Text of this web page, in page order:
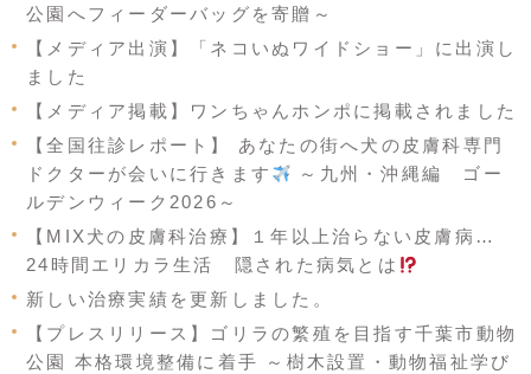
公園へフィーダーバッグを寄贈～
【メディア出演】「ネコいぬワイドショー」に出演し
ました
【メディア掲載】ワンちゃんホンポに掲載されました
【全国往診レポート】 あなたの街へ犬の皮膚科専門
ドクターが会いに行きます
～九州・沖縄編 ゴー
ルデンウィーク2026～
【MIX犬の皮膚科治療】１年以上治らない皮膚病…
24時間エリカラ生活 隠された病気とは
新しい治療実績を更新しました。
【プレスリリース】ゴリラの繁殖を目指す千葉市動物
公園 本格環境整備に着手 ～樹木設置・動物福祉学び